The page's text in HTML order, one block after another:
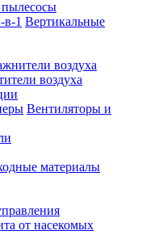
Вертикальные
воздуха
воздуха
Вентиляторы и
материалы
от насекомых